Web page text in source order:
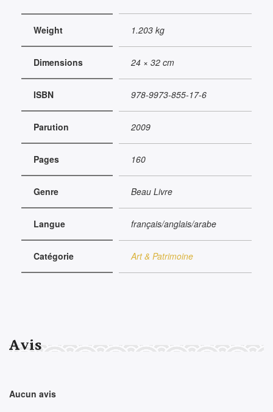
Weight 1.203 kg
Dimensions 24 × 32 cm
ISBN 978-9973-855-17-6
Parution 2009
Pages 160
Genre Beau Livre
Langue français/anglais/arabe
Catégorie Art & Patrimoine
Avis
Aucun avis